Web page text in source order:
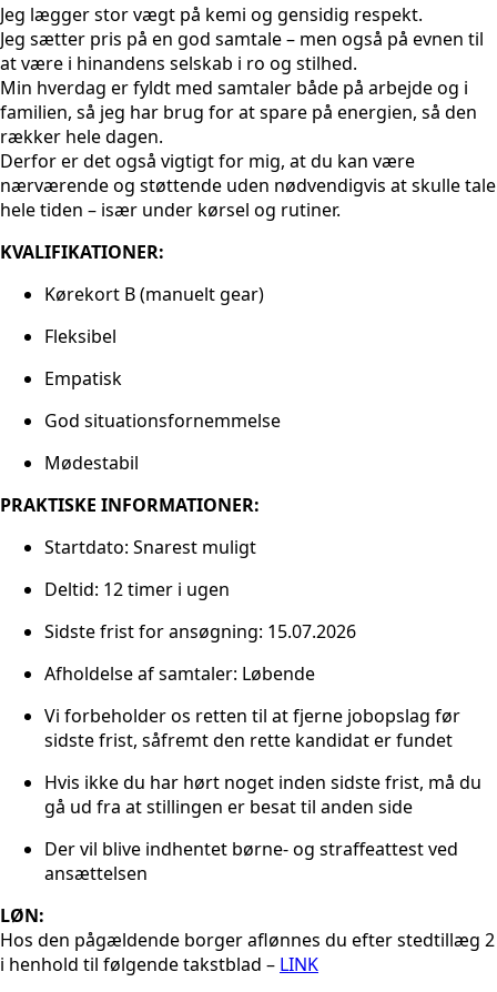
Jeg lægger stor vægt på kemi og gensidig respekt.
Jeg sætter pris på en god samtale – men også på evnen til
at være i hinandens selskab i ro og stilhed.
Min hverdag er fyldt med samtaler både på arbejde og i
familien, så jeg har brug for at spare på energien, så den
rækker hele dagen.
Derfor er det også vigtigt for mig, at du kan være
nærværende og støttende uden nødvendigvis at skulle tale
hele tiden – især under kørsel og rutiner.
KVALIFIKATIONER:
Kørekort B (manuelt gear)
Fleksibel
Empatisk
God situationsfornemmelse
Mødestabil
PRAKTISKE INFORMATIONER:
Startdato: Snarest muligt
Deltid: 12 timer i ugen
Sidste frist for ansøgning: 15.07.2026
Afholdelse af samtaler: Løbende
Vi forbeholder os retten til at fjerne jobopslag før
sidste frist, såfremt den rette kandidat er fundet
Hvis ikke du har hørt noget inden sidste frist, må du
gå ud fra at stillingen er besat til anden side
Der vil blive indhentet børne- og straffeattest ved
ansættelsen
LØN:
Hos den pågældende borger aflønnes du efter stedtillæg 2
i henhold til følgende takstblad – LINK